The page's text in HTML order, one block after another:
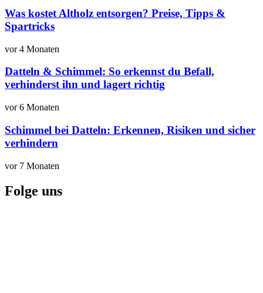
Was kostet Altholz entsorgen? Preise, Tipps &
Spartricks
vor 4 Monaten
Datteln & Schimmel: So erkennst du Befall,
verhinderst ihn und lagert richtig
vor 6 Monaten
Schimmel bei Datteln: Erkennen, Risiken und sicher
verhindern
vor 7 Monaten
Folge uns